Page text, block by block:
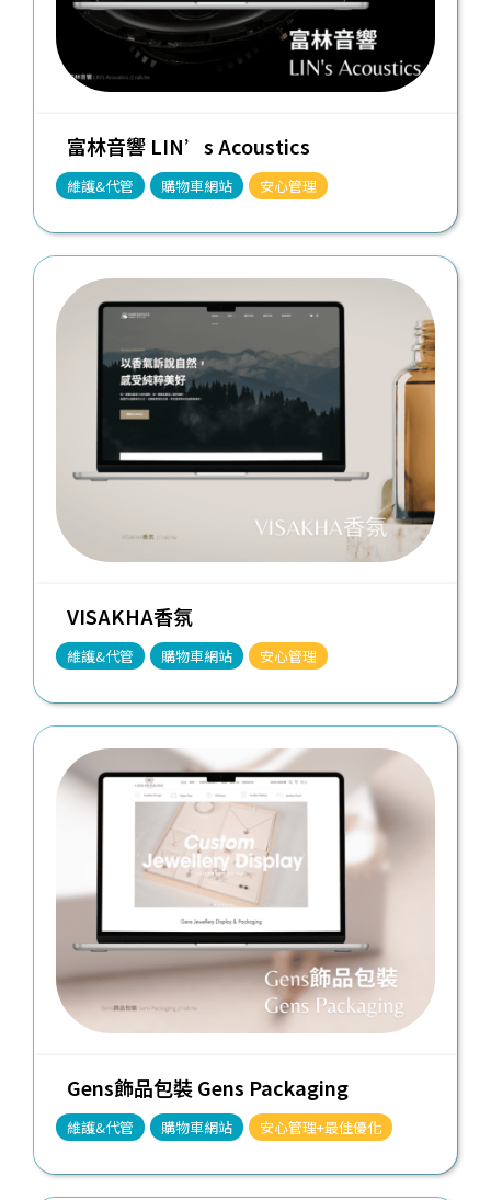
富林音響 LIN’s Acoustics
維護&代管 購物車網站 安心管理
VISAKHA香氛
維護&代管 購物車網站 安心管理
Gens飾品包裝 Gens Packaging
維護&代管 購物車網站 安心管理+最佳優化